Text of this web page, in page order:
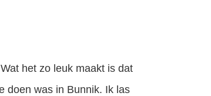
het zo leuk maakt is dat
doen was in Bunnik. Ik las